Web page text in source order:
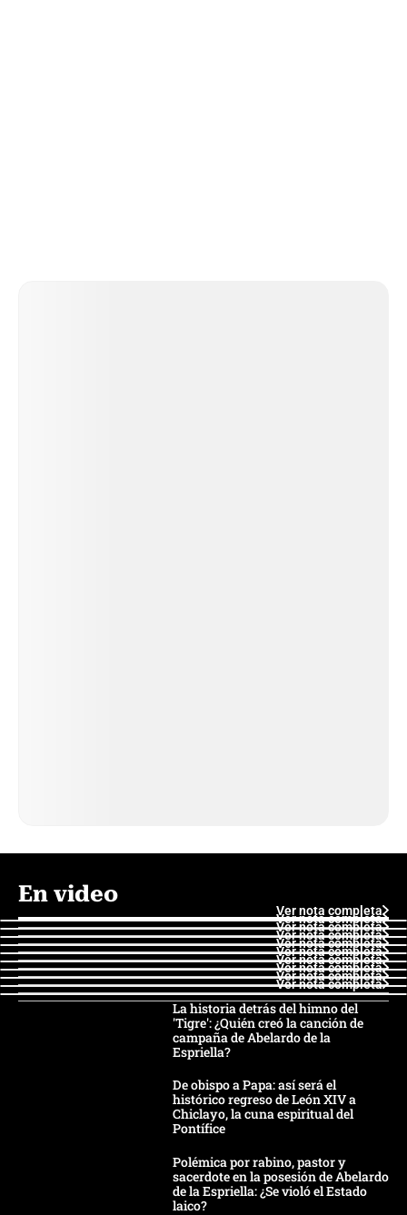
En video
Ver nota completa
Ver nota completa
Ver nota completa
Ver nota completa
Ver nota completa
Ver nota completa
Ver nota completa
Ver nota completa
Ver nota completa
Ver nota completa
La historia detrás del himno del
'Tigre': ¿Quién creó la canción de
campaña de Abelardo de la
Espriella?
De obispo a Papa: así será el
histórico regreso de León XIV a
Chiclayo, la cuna espiritual del
Pontífice
Polémica por rabino, pastor y
sacerdote en la posesión de Abelardo
de la Espriella: ¿Se violó el Estado
laico?